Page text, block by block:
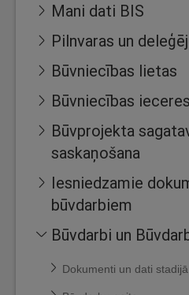
Mani dati BIS
Pilnvaras un
Būvniecības lietas
Būvniecības
Būvprojekta
saskaņošana
Iesniedzamie
būvdarbiem
Būvdarbi un
Dokumenti un dati